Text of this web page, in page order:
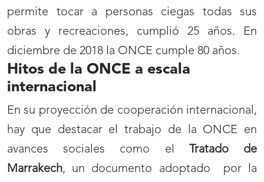
permite tocar a personas ciegas todas sus
obras y recreaciones, cumplió 25 años. En
diciembre de 2018 la ONCE cumple 80 años.
Hitos de la ONCE a escala
internacional
En su proyección de cooperación internacional,
hay que destacar el trabajo de la ONCE en
avances sociales como el
Tratado de
Marrakech, un documento adoptado por la